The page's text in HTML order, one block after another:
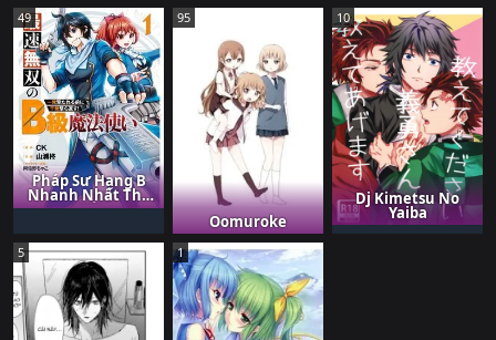
49
Pháp Sư Hạng B
Nhanh Nhất Thế
Giới
95
Oomuroke
10
Dj Kimetsu No
Yaiba
5 1